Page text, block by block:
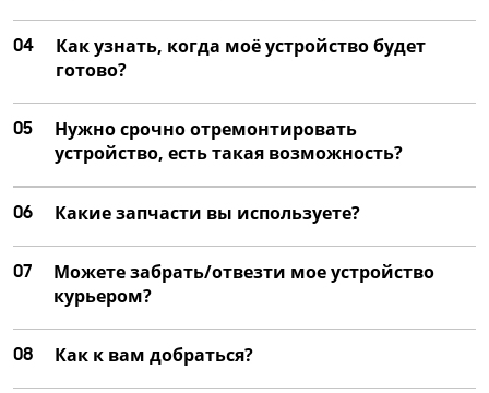
04
Как узнать, когда моё устройство будет
готово?
05
Нужно срочно отремонтировать
устройство, есть такая возможность?
06 Какие запчасти вы используете?
07
Можете забрать/отвезти мое устройство
курьером?
08 Как к вам добраться?